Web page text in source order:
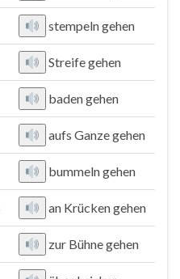
stempeln gehen
Streife gehen
baden gehen
aufs Ganze gehen
bummeln gehen
an Krücken gehen
zur Bühne gehen